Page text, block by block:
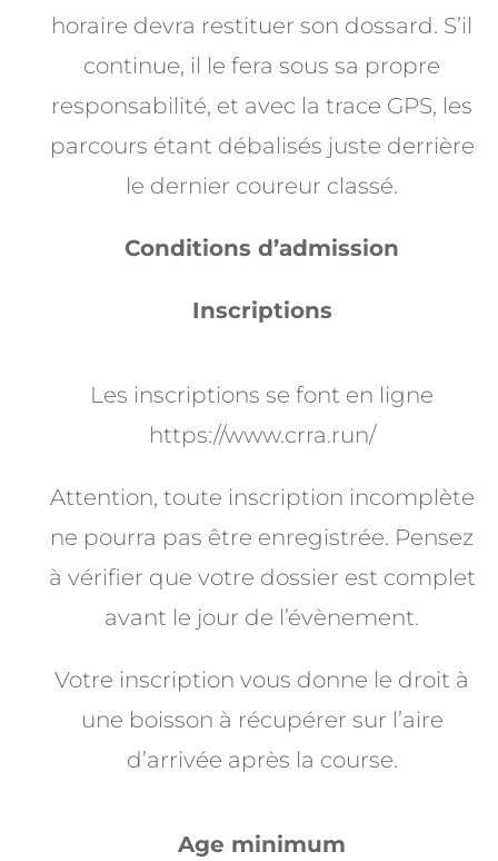
horaire devra restituer son dossard. S’il
continue, il le fera sous sa propre
responsabilité, et avec la trace GPS, les
parcours étant débalisés juste derrière
le dernier coureur classé.
Conditions d’admission
Inscriptions
Les inscriptions se font en ligne
https://www.crra.run/
Attention, toute inscription incomplète
ne pourra pas être enregistrée. Pensez
à vérifier que votre dossier est complet
avant le jour de l’évènement.
Votre inscription vous donne le droit à
une boisson à récupérer sur l’aire
d’arrivée après la course.
Age minimum